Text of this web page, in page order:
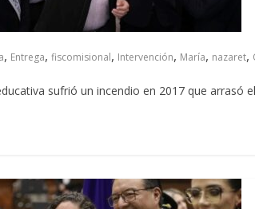
, Entrega, fiscomisional, Intervención, María, nazaret,
sufrió un incendio en 2017 que arrasó